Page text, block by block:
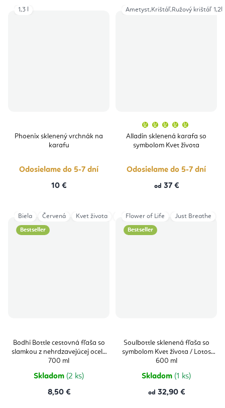
Phoenix sklenený vrchnák na
karafu
Odosielame do 5-7 dní
10 €
1,3 l
Alladin sklenená karafa so
symbolom Kvet života
produktu
je
5,0
Odosielame do 5-7 dní
od 37 €
Ametyst,Krištáľ,Ružový krištáľ 1,2l
Bestseller
Bodhi Bottle cestovná fľaša so
slamkou z nehrdzavejúcej ocele
700 ml
Skladom (2 ks)
8,50 €
Biela Červená Kvet života Triangel OM
Bestseller
Soulbottle sklenená fľaša so
symbolom Kvet života / Lotos
600 ml
Skladom (1 ks)
od 32,90 €
Flower of Life Just Breathe